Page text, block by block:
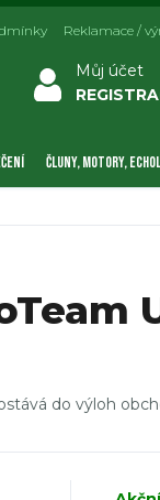
Můj účet
Reklamace /
ČLUNY, MOTORY,
do výloh